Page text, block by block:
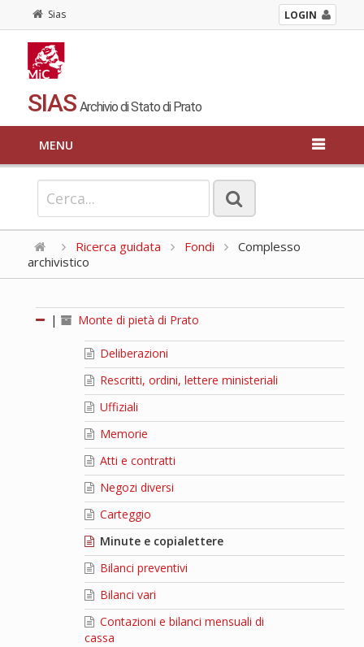
Sias LOGIN
SIAS Archivio di Stato di Prato
MENU
Ricerca guidata Fondi
Complesso
archivistico
| Monte di pietà di Prato
Deliberazioni
Rescritti, ordini, lettere ministeriali
Uffiziali
Memorie
Atti e contratti
Negozi diversi
Carteggio
Minute e copialettere
Bilanci preventivi
Bilanci vari
Contazioni e bilanci mensuali di
cassa